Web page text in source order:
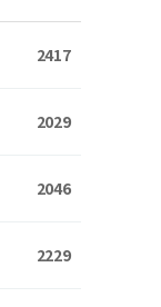
2417
2029
2046
2229